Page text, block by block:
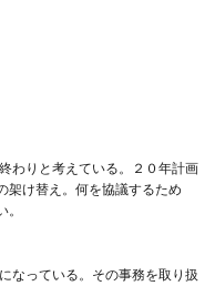
わりと考えている。２０年計画
架け替え。何を協議するため
なっている。その事務を取り扱